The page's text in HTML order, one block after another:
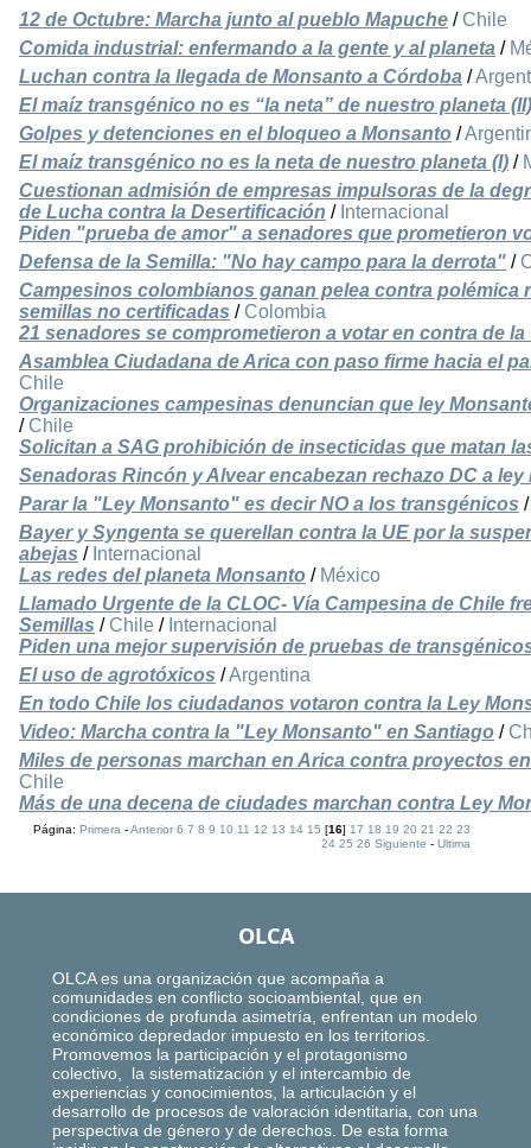
12 de Octubre: Marcha junto al pueblo Mapuche / Chile
Comida industrial: enfermando a la gente y al planeta /
Luchan contra la llegada de Monsanto a Córdoba /
El maíz transgénico no es “la neta” de nuestro planeta (II)
Golpes y detenciones en el bloqueo a Monsanto /
El maíz transgénico no es la neta de nuestro planeta (I) /
Cuestionan admisión de empresas impulsoras de la
de Lucha contra la Desertificación / Internacional
Piden "prueba de amor" a senadores que prometieron
Defensa de la Semilla: "No hay campo para la derrota" /
Campesinos colombianos ganan pelea contra polémica
semillas no certificadas / Colombia
21 senadores se comprometieron a votar en contra de
Asamblea Ciudadana de Arica con paso firme hacia el
Chile
Organizaciones campesinas denuncian que ley
/ Chile
Solicitan a SAG prohibición de insecticidas que matan
Senadoras Rincón y Alvear encabezan rechazo DC a ley
Parar la "Ley Monsanto" es decir NO a los transgénicos
Bayer y Syngenta se querellan contra la UE por la
abejas / Internacional
Las redes del planeta Monsanto / México
Llamado Urgente de la CLOC- Vía Campesina de Chile
Semillas / Chile / Internacional
Piden una mejor supervisión de pruebas de
El uso de agrotóxicos /Argentina
En todo Chile los ciudadanos votaron contra la Ley
Video: Marcha contra la "Ley Monsanto" en Santiago /
Miles de personas marchan en Arica contra proyectos
Chile
Más de una decena de ciudades marchan contra Ley
Página:Primera -Anterior 6 7 8 9 10 11 12 13 14 15 [16]17 18 19 20 21 22 23
24 25 26 Siguiente -Ultima
OLCA
OLCA es una organización que acompaña a
comunidades en conflicto socioambiental, que en
condiciones de profunda asimetría, enfrentan un modelo
económico depredador impuesto en los territorios.
Promovemos la participación y el protagonismo
colectivo, la sistematización y el intercambio de
experiencias y conocimientos, la articulación y el
desarrollo de procesos de valoración identitaria, con una
perspectiva de género y de derechos. De esta forma